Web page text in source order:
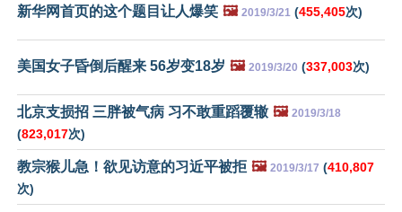
新华网首页的这个题目让人爆笑 🖼️ 2019/3/21 (455,405次)
美国女子昏倒后醒来 56岁变18岁 🖼️ 2019/3/20 (337,003次)
北京支损招 三胖被气病 习不敢重蹈覆辙 🖼️ 2019/3/18
(823,017次)
教宗猴儿急！欲见访意的习近平被拒 🖼️ 2019/3/17 (410,807
次)